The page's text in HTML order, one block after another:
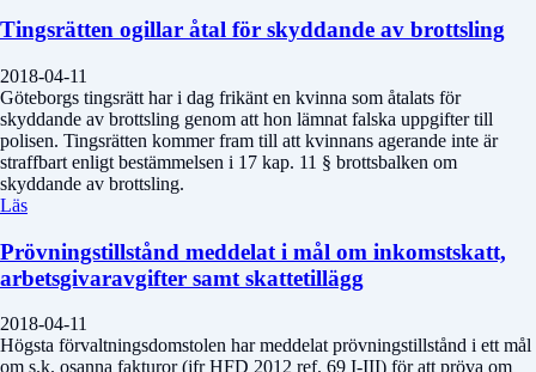
Tingsrätten ogillar åtal för skyddande av brottsling
2018-04-11
Göteborgs tingsrätt har i dag frikänt en kvinna som åtalats för
skyddande av brottsling genom att hon lämnat falska uppgifter till
polisen. Tingsrätten kommer fram till att kvinnans agerande inte är
straffbart enligt bestämmelsen i 17 kap. 11 § brottsbalken om
skyddande av brottsling.
Läs
Prövningstillstånd meddelat i mål om inkomstskatt,
arbetsgivaravgifter samt skattetillägg
2018-04-11
Högsta förvaltningsdomstolen har meddelat prövningstillstånd i ett mål
om s.k. osanna fakturor (jfr HFD 2012 ref. 69 I-III) för att pröva om